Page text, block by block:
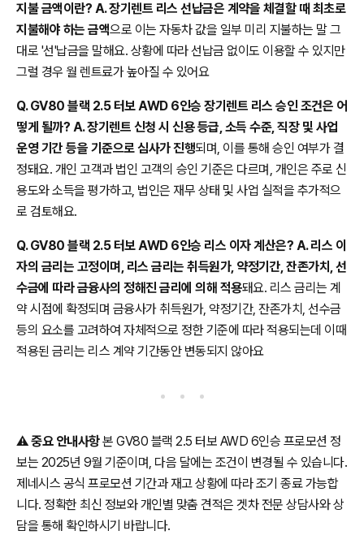
지불 금액이란? A. 장기렌트 리스 선납금은 계약을 체결할 때 최초로
지불해야 하는 금액으로 이는 자동차 값을 일부 미리 지불하는 말 그
대로 '선'납금을 말해요. 상황에 따라 선납금 없이도 이용할 수 있지만
그럴 경우 월 렌트료가 높아질 수 있어요
Q. GV80 블랙 2.5 터보 AWD 6인승 장기렌트 리스 승인 조건은 어
떻게 될까? A. 장기렌트 신청 시 신용 등급, 소득 수준, 직장 및 사업
운영 기간 등을 기준으로 심사가 진행되며, 이를 통해 승인 여부가 결
정돼요. 개인 고객과 법인 고객의 승인 기준은 다르며, 개인은 주로 신
용도와 소득을 평가하고, 법인은 재무 상태 및 사업 실적을 추가적으
로 검토해요.
Q. GV80 블랙 2.5 터보 AWD 6인승 리스 이자 계산은? A. 리스 이
자의 금리는 고정이며, 리스 금리는 취득원가, 약정기간, 잔존가치, 선
수금에 따라 금융사의 정해진 금리에 의해 적용돼요. 리스 금리는 계
약 시점에 확정되며 금융사가 취득원가, 약정기간, 잔존가치, 선수금
등의 요소를 고려하여 자체적으로 정한 기준에 따라 적용되는데 이때
적용된 금리는 리스 계약 기간동안 변동되지 않아요
⚠️중요 안내사항본 GV80 블랙 2.5 터보 AWD 6인승 프로모션 정
보는 2025년 9월 기준이며, 다음 달에는 조건이 변경될 수 있습니다.
제네시스 공식 프로모션 기간과 재고 상황에 따라 조기 종료 가능합
니다. 정확한 최신 정보와 개인별 맞춤 견적은 겟차 전문 상담사와 상
담을 통해 확인하시기 바랍니다.